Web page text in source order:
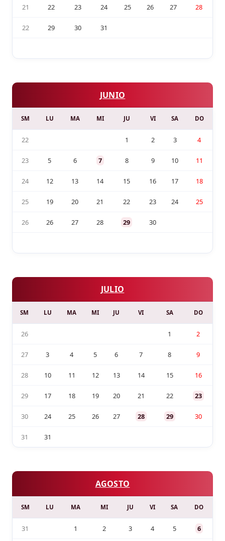
21 22 23 24 25 26 27 28
22 29 30 31
JUNIO
SM LU MA MI JU VI SA DO
22 1 2 3 4
23 5 6 7 8 9 10 11
24 12 13 14 15 16 17 18
25 19 20 21 22 23 24 25
26 26 27 28 29 30
JULIO
SM LU MA MI JU VI SA DO
26 1 2
27 3 4 5 6 7 8 9
28 10 11 12 13 14 15 16
29 17 18 19 20 21 22 23
30 24 25 26 27 28 29 30
31 31
AGOSTO
SM LU MA MI JU VI SA DO
31 1 2 3 4 5 6